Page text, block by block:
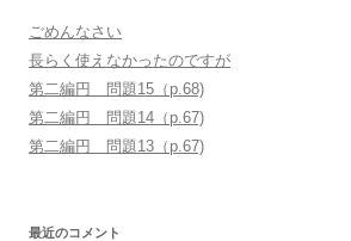
ごめんなさい
長らく使えなかったのですが
第二編円 問題15（p.68)
第二編円 問題14（p.67)
第二編円 問題13（p.67)
最近のコメント